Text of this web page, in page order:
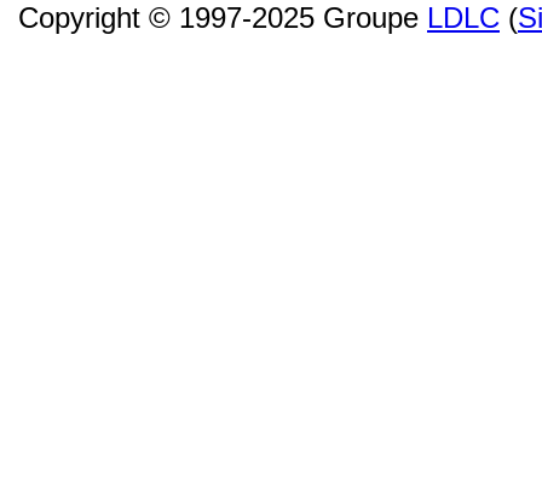
Copyright © 1997-2025 Groupe LDLC (